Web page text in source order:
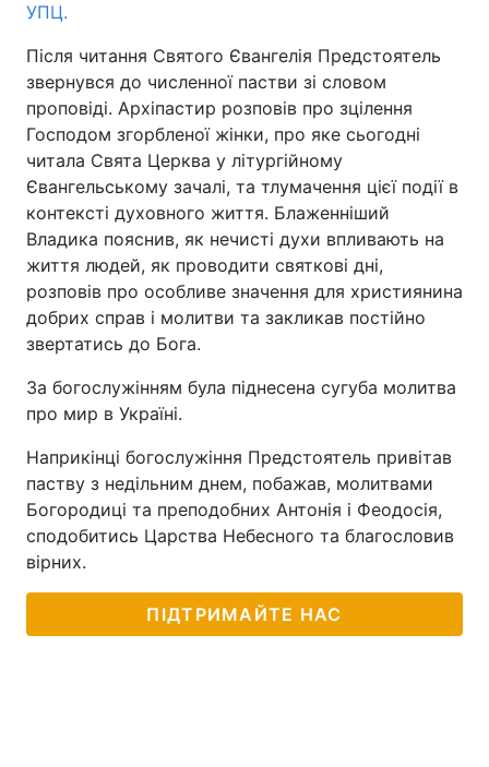
УПЦ.
Після читання Святого Євангелія Предстоятель
звернувся до численної пастви зі словом
проповіді. Архіпастир розповів про зцілення
Господом згорбленої жінки, про яке сьогодні
читала Свята Церква у літургійному
Євангельському зачалі, та тлумачення цієї події в
контексті духовного життя. Блаженніший
Владика пояснив, як нечисті духи впливають на
життя людей, як проводити святкові дні,
розповів про особливе значення для християнина
добрих справ і молитви та закликав постійно
звертатись до Бога.
За богослужінням була піднесена сугуба молитва
про мир в Україні.
Наприкінці богослужіння Предстоятель привітав
паству з недільним днем, побажав, молитвами
Богородиці та преподобних Антонія і Феодосія,
сподобитись Царства Небесного та благословив
вірних.
ПІДТРИМАЙТЕ НАС